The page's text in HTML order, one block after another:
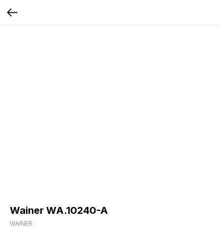
Wainer WA.10240-A
WAINER